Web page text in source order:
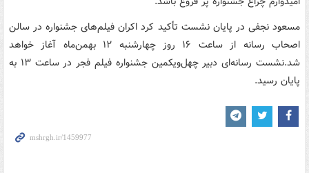
مسعود نجفی در پایان نشست تأکید کرد اکران فیلم‌های جشنواره در سالن
اصحاب رسانه از ساعت ۱۶ روز چهارشنبه ۱۲ بهمن‌ماه آغاز خواهد
شد.نشست رسانه‌ای دبیر چهل‌ویکمین جشنواره فیلم فجر در ساعت ۱۳ به
پایان رسید.